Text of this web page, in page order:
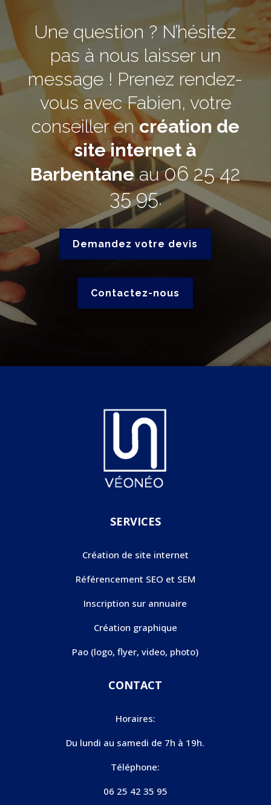
Une question ? N’hésitez
pas à nous laisser un
message ! Prenez rendez-
vous avec Fabien, votre
conseiller encréation de
site internet à
Barbentaneau06 25 42
35 95.
Demandez votre devis
Contactez-nous
SERVICES
Création de site internet
Référencement SEO et SEM
Inscription sur annuaire
Création graphique
Pao (logo, flyer, video, photo)
CONTACT
Horaires:
Du lundi au samedi de 7h à 19h.
Téléphone:
06 25 42 35 95